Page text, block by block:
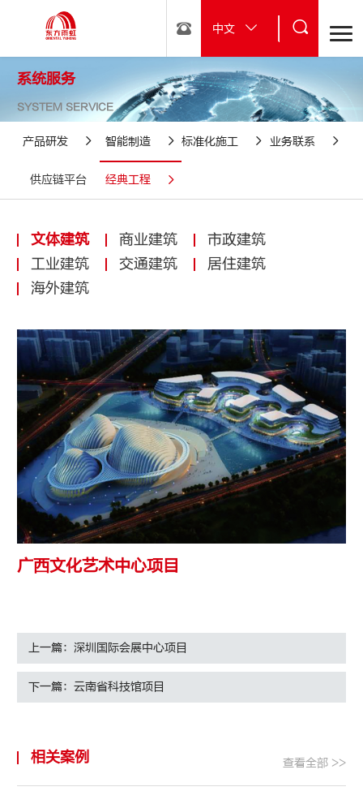
中文
系统服务
SYSTEM SERVICE
产品研发 智能制造 标准化施工 业务联系
供应链平台 经典工程
文体建筑 商业建筑
市政建筑
工业建筑
交通建筑
居住建筑
海外建筑
广西文化艺术中心项目
上一篇：深圳国际会展中心项目
下一篇：云南省科技馆项目
相关案例 查看全部 >>